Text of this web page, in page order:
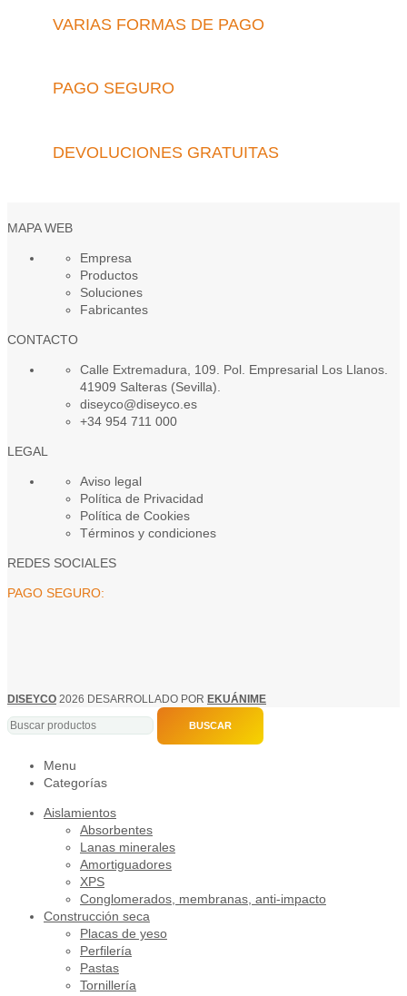
VARIAS FORMAS DE PAGO
PAGO SEGURO
DEVOLUCIONES GRATUITAS
MAPA WEB
Empresa
Productos
Soluciones
Fabricantes
CONTACTO
Calle Extremadura, 109. Pol. Empresarial Los Llanos.
41909 Salteras (Sevilla).
diseyco@diseyco.es
+34 954 711 000
LEGAL
Aviso legal
Política de Privacidad
Política de Cookies
Términos y condiciones
REDES SOCIALES
PAGO SEGURO:
DISEYCO 2026 DESARROLLADO POR EKUÁNIME
BUSCAR
Menu
Categorías
Aislamientos
Absorbentes
Lanas minerales
Amortiguadores
XPS
Conglomerados, membranas, anti-impacto
Construcción seca
Placas de yeso
Perfilería
Pastas
Tornillería